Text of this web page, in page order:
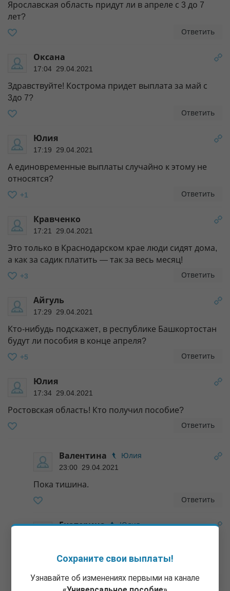
Ярославская область придут ли в апреле с 3 до 7
лет?
Ответить
Оксана
17:04 29.04.2021
Здравствуйте! Кострома придет выплата за май с
3до 7?
Ответить
Юлия
17:19 29.04.2021
А единовременные выплаты случайно к этому не
относятся?
+1 Ответить
Кравченко
17:21 29.04.2021
Это только в Краснодарском крае люди сидят дома,
а как за садик платить — так за весь месяц!
+3 Ответить
Айгуль
17:29 29.04.2021
Кто-нибудь подскажет, в республике Башкортостан
будут ли пособия в конце апреля?
+5 Ответить
Юлия
17:34 29.04.2021
Ростовская область! Кто получил пособие?
Ответить
Валентина
Юлия
23:00 29.04.2021
Пока тишина.
Ответить
Екатерина
Юлия
Нет. Ничего не приходило, видимо в мае и
Ответить
Сохраните свои выплаты!
Узнавайте об изменениях первыми на канале